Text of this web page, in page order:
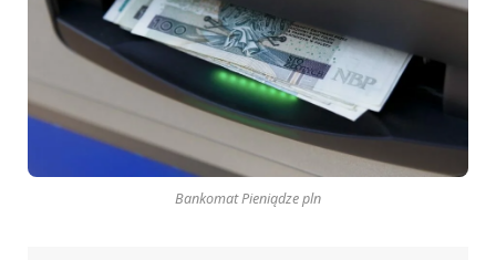
Bankomat Pieniądze pln